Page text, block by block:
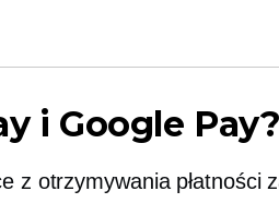
i Google Pay?
z otrzymywania płatności